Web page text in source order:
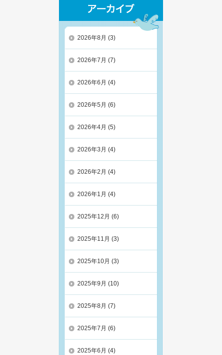
2026年8月 (3)
2026年7月 (7)
2026年6月 (4)
2026年5月 (6)
2026年4月 (5)
2026年3月 (4)
2026年2月 (4)
2026年1月 (4)
2025年12月 (6)
2025年11月 (3)
2025年10月 (3)
2025年9月 (10)
2025年8月 (7)
2025年7月 (6)
2025年6月 (4)